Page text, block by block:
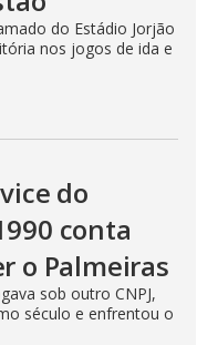
do Estádio Jorjão
nos jogos de ida e
do
conta
o Palmeiras
sob outro CNPJ,
século e enfrentou o